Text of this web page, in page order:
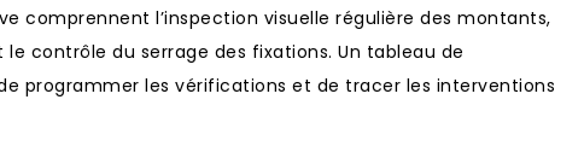
comprennent l’inspection visuelle régulière des montants,
le contrôle du serrage des fixations. Un tableau de
programmer les vérifications et de tracer les interventions